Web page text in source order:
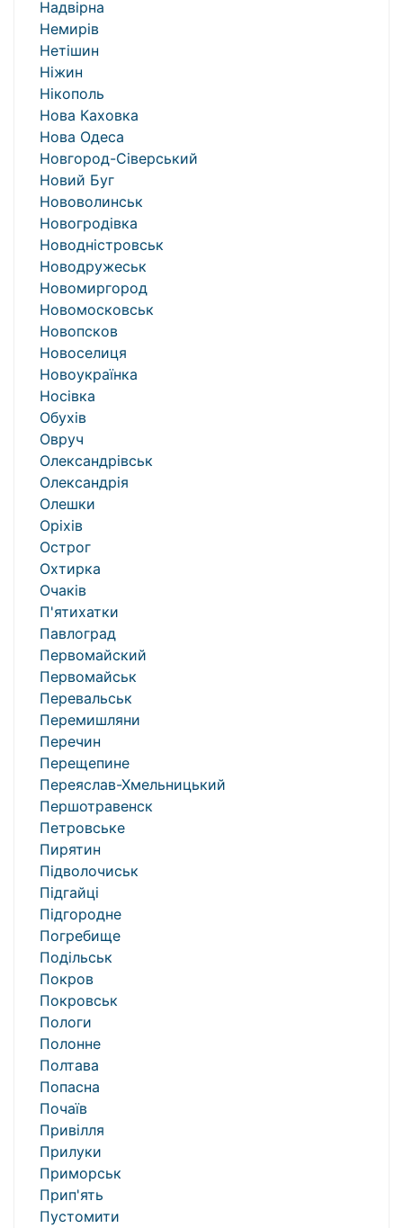
Надвірна
Немирів
Нетішин
Ніжин
Нікополь
Нова Каховка
Нова Одеса
Новгород-Сіверський
Новий Буг
Нововолинськ
Новогродівка
Новодністровськ
Новодружеськ
Новомиргород
Новомосковськ
Новопсков
Новоселиця
Новоукраїнка
Носівка
Обухів
Овруч
Олександрівськ
Олександрія
Олешки
Оріхів
Острог
Охтирка
Очаків
П'ятихатки
Павлоград
Первомайский
Первомайськ
Перевальськ
Перемишляни
Перечин
Перещепине
Переяслав-Хмельницький
Першотравенск
Петровське
Пирятин
Підволочиськ
Підгайці
Підгородне
Погребище
Подільськ
Покров
Покровськ
Пологи
Полонне
Полтава
Попасна
Почаїв
Привілля
Прилуки
Приморськ
Прип'ять
Пустомити